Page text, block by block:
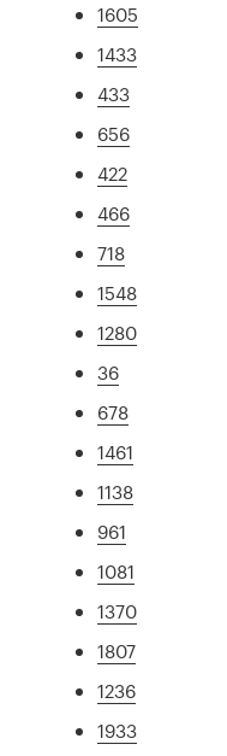
1605
1433
433
656
422
466
718
1548
1280
36
678
1461
1138
961
1081
1370
1807
1236
1933